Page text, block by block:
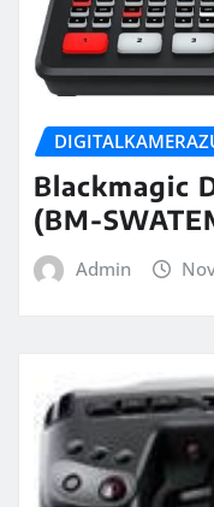
Blackmagic
(BM-
Admin